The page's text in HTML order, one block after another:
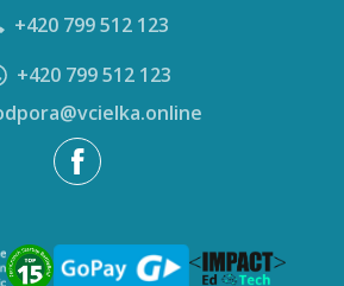
+420 799 512 123
+420 799 512 123